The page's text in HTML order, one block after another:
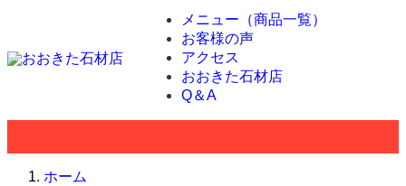
メニュー（商品一覧）
お客様の声
アクセス
おおきた石材店
Q＆A
ホーム